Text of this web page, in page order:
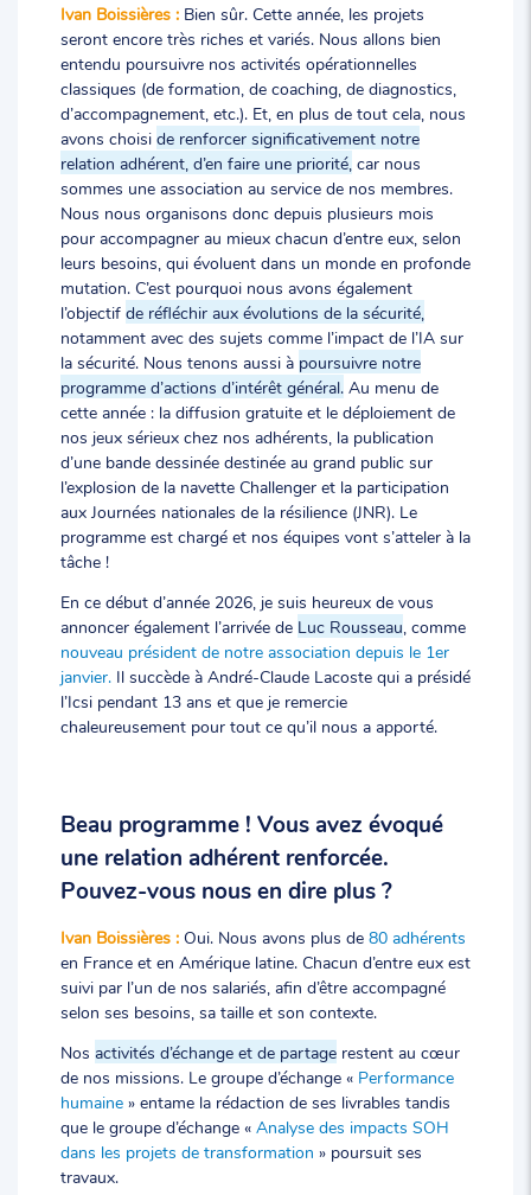
Ivan Boissières :Bien sûr. Cette année, les projets
seront encore très riches et variés. Nous allons bien
entendu poursuivre nos activités opérationnelles
classiques (de formation, de coaching, de diagnostics,
d’accompagnement, etc.). Et, en plus de tout cela, nous
avons choisi de renforcer significativement notre
relation adhérent, d’en faire une priorité,car nous
sommes une association au service de nos membres.
Nous nous organisons donc depuis plusieurs mois
pour accompagner au mieux chacun d’entre eux, selon
leurs besoins, qui évoluent dans un monde en profonde
mutation. C’est pourquoi nous avons également
l’objectif de réfléchir aux évolutions de la sécurité,
notamment avec des sujets comme l’impact de l’IA sur
la sécurité. Nous tenons aussi à poursuivre notre
programme d’actions d’intérêt général.Au menu de
cette année : la diffusion gratuite et le déploiement de
nos jeux sérieux chez nos adhérents, la publication
d’une bande dessinée destinée au grand public sur
l’explosion de la navette Challenger et la participation
aux Journées nationales de la résilience (JNR). Le
programme est chargé et nos équipes vont s’atteler à la
tâche !
En ce début d’année 2026, je suis heureux de vous
annoncer également l’arrivée de Luc Rousseau, comme
nouveau président de notre association depuis le 1er
janvier.Il succède à André-Claude Lacoste qui a présidé
l’Icsi pendant 13 ans et que je remercie
chaleureusement pour tout ce qu’il nous a apporté.
Beau programme ! Vous avez évoqué
une relation adhérent renforcée.
Pouvez-vous nous en dire plus ?
Ivan Boissières :Oui. Nous avons plus de 80 adhérents
en France et en Amérique latine. Chacun d’entre eux est
suivi par l’un de nos salariés, afin d’être accompagné
selon ses besoins, sa taille et son contexte.
Nos activités d’échange et de partagerestent au cœur
de nos missions. Le groupe d’échange « Performance
humaine» entame la rédaction de ses livrables tandis
que le groupe d’échange « Analyse des impacts SOH
dans les projets de transformation » poursuit ses
travaux.